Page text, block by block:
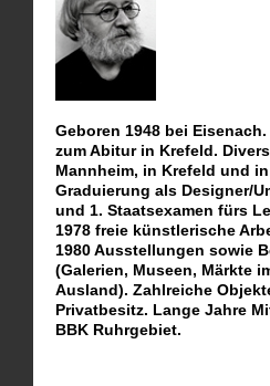
Geboren 1948 bei
zum Abitur in Krefeld.
Mannheim, in Krefeld und
Graduierung als Designer/
und 1. Staatsexamen fürs
1978 freie künstlerische
1980 Ausstellungen sowie
(Galerien, Museen, Märkte
Ausland). Zahlreiche
Privatbesitz. Lange Jahre
BBK Ruhrgebiet.